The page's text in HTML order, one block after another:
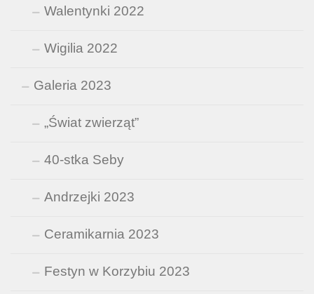
Walentynki 2022
Wigilia 2022
Galeria 2023
„Świat zwierząt”
40-stka Seby
Andrzejki 2023
Ceramikarnia 2023
Festyn w Korzybiu 2023